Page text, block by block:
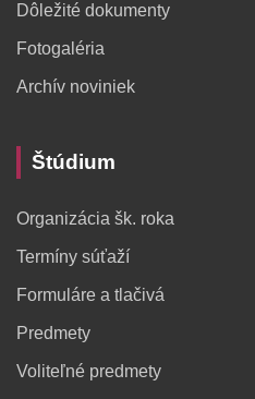
Dôležité dokumenty
Fotogaléria
Archív noviniek
Štúdium
Organizácia šk. roka
Termíny súťaží
Formuláre a tlačivá
Predmety
Voliteľné predmety